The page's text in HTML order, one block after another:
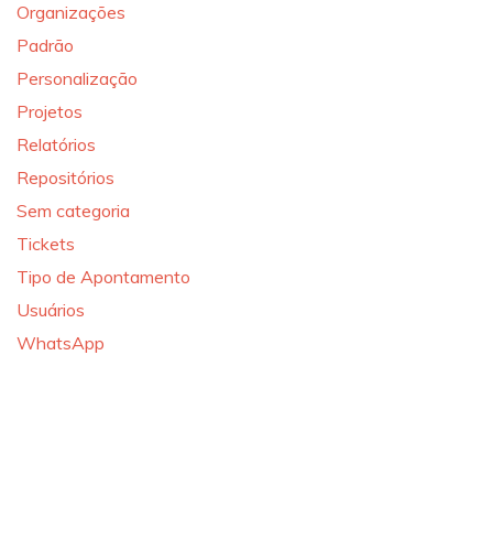
Organizações
Padrão
Personalização
Projetos
Relatórios
Repositórios
Sem categoria
Tickets
Tipo de Apontamento
Usuários
WhatsApp